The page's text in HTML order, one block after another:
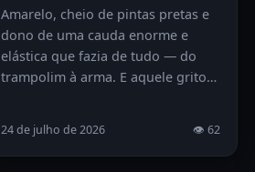
Amarelo, cheio de pintas pretas e
dono de uma cauda enorme e
elástica que fazia de tudo — do
trampolim à arma. E aquele grito…
24 de julho de 2026 👁 62